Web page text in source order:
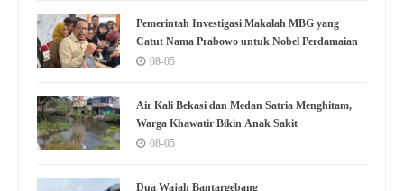
Pemerintah Investigasi Makalah MBG yang
Catut Nama Prabowo untuk Nobel Perdamaian
08-05
Air Kali Bekasi dan Medan Satria Menghitam,
Warga Khawatir Bikin Anak Sakit
08-05
Dua Wajah Bantargebang